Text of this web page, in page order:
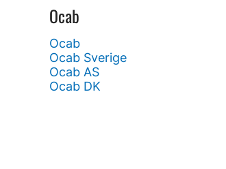
Ocab
Ocab
Ocab Sverige
Ocab AS
Ocab DK